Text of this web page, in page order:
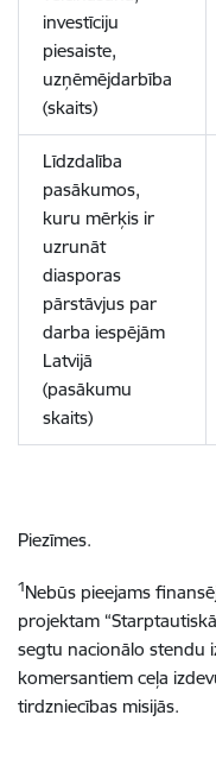
investīciju
piesaiste,
uzņēmējdarbība
(skaits)
Līdzdalība
pasākumos,
kuru mērķis ir
uzrunāt
diasporas
pārstāvjus par
darba iespējām
Latvijā
(pasākumu
skaits)
Piezīmes.
1Nebūs pieejams
projektam
segtu nacionālo stendu
komersantiem ceļa
tirdzniecības misijās.